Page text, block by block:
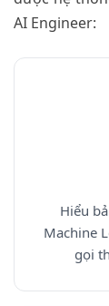
AI Engineer:
Hiểu
Machine
gọi